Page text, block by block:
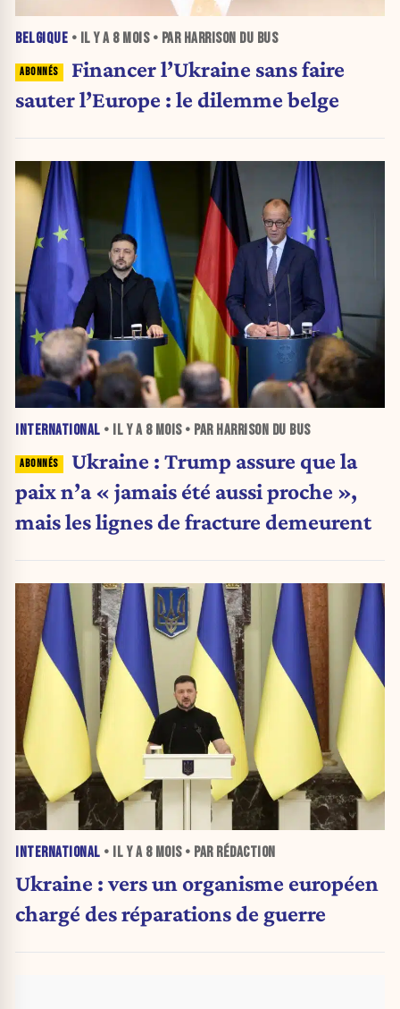
BELGIQUE • IL Y A 8 MOIS• PAR HARRISON DU BUS
Financer l’Ukraine sans faire
sauter l’Europe : le dilemme belge
INTERNATIONAL • IL Y A 8 MOIS• PAR HARRISON DU BUS
Ukraine : Trump assure que la
paix n’a « jamais été aussi proche »,
mais les lignes de fracture demeurent
INTERNATIONAL • IL Y A 8 MOIS• PAR RÉDACTION
Ukraine : vers un organisme européen
chargé des réparations de guerre